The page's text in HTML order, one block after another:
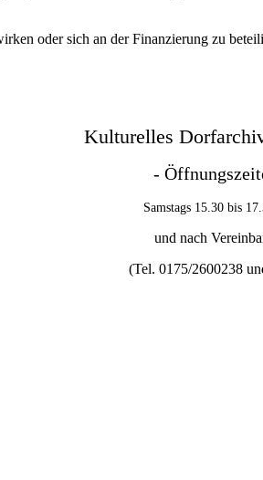
oder sich an der Finanzierung zu
Kulturelles
-
Samstags 15.30 bis
und nach
(Tel. 0175/2600238